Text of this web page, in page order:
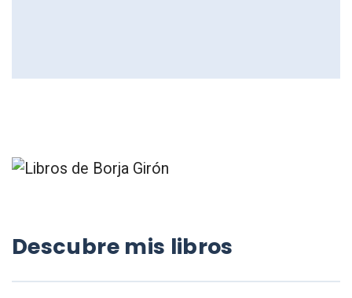
Descubre mis libros